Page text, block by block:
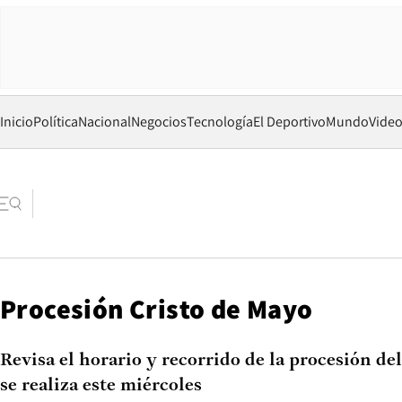
InicioPolíticaNacionalNegociosTecnologíaEl DeportivoMundo
Procesión Cristo de Mayo
Revisa el horario y recorrido de la procesión
se realiza este miércoles